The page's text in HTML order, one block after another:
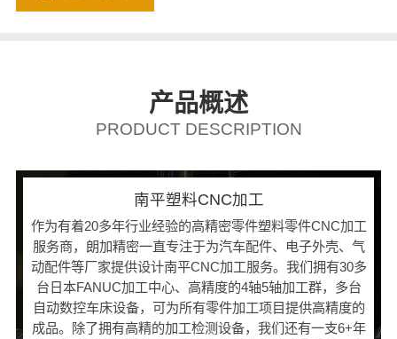
产品概述
PRODUCT DESCRIPTION
南平塑料CNC加工
作为有着20多年行业经验的高精密零件塑料零件CNC加工
服务商，朗加精密一直专注于为汽车配件、电子外壳、气
动配件等厂家提供设计南平CNC加工服务。我们拥有30多
台日本FANUC加工中心、高精度的4轴5轴加工群，多台
自动数控车床设备，可为所有零件加工项目提供高精度的
成品。除了拥有高精的加工检测设备，我们还有一支6+年